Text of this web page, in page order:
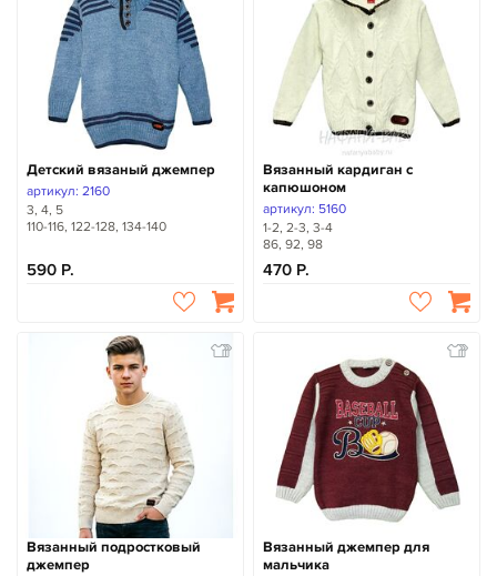
Детский вязаный джемпер
артикул: 2160
3, 4, 5
110-116, 122-128, 134-140
590
Вязанный кардиган с
капюшоном
артикул: 5160
1-2, 2-3, 3-4
86, 92, 98
470
Вязанный подростковый
джемпер
Вязанный джемпер для
мальчика